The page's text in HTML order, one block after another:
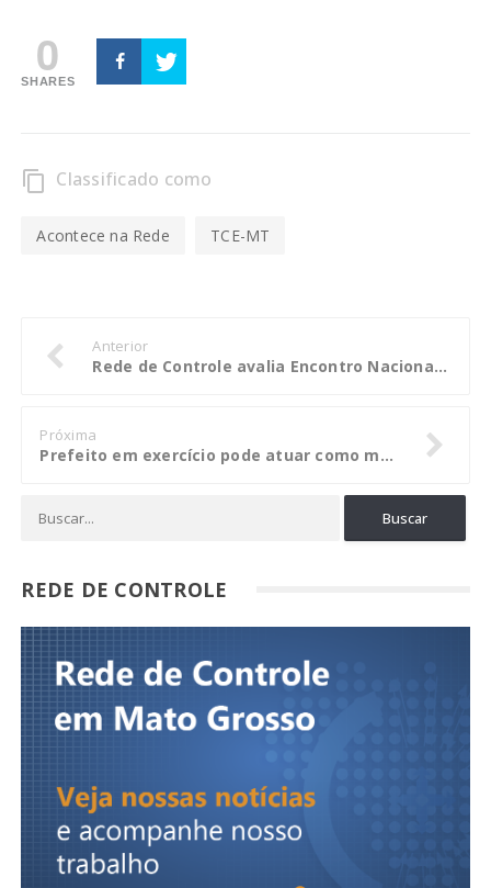
0
SHARES
content_copy Classificado como
Acontece na Rede TCE-MT
Anterior
Rede de Controle avalia Encontro Nacional sobre Combate à Corrupção
Próxima
Prefeito em exercício pode atuar como médico na iniciativa privada
REDE DE CONTROLE